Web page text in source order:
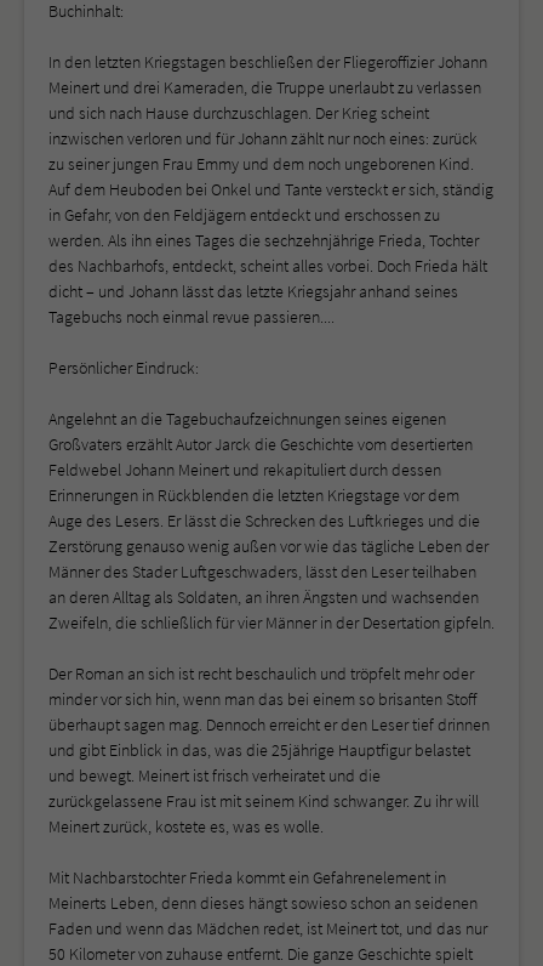
Buchinhalt:
In den letzten Kriegstagen beschließen der Fliegeroffizier Johann
Meinert und drei Kameraden, die Truppe unerlaubt zu verlassen
und sich nach Hause durchzuschlagen. Der Krieg scheint
inzwischen verloren und für Johann zählt nur noch eines: zurück
zu seiner jungen Frau Emmy und dem noch ungeborenen Kind.
Auf dem Heuboden bei Onkel und Tante versteckt er sich, ständig
in Gefahr, von den Feldjägern entdeckt und erschossen zu
werden. Als ihn eines Tages die sechzehnjährige Frieda, Tochter
des Nachbarhofs, entdeckt, scheint alles vorbei. Doch Frieda hält
dicht – und Johann lässt das letzte Kriegsjahr anhand seines
Tagebuchs noch einmal revue passieren....
Persönlicher Eindruck:
Angelehnt an die Tagebuchaufzeichnungen seines eigenen
Großvaters erzählt Autor Jarck die Geschichte vom desertierten
Feldwebel Johann Meinert und rekapituliert durch dessen
Erinnerungen in Rückblenden die letzten Kriegstage vor dem
Auge des Lesers. Er lässt die Schrecken des Luftkrieges und die
Zerstörung genauso wenig außen vor wie das tägliche Leben der
Männer des Stader Luftgeschwaders, lässt den Leser teilhaben
an deren Alltag als Soldaten, an ihren Ängsten und wachsenden
Zweifeln, die schließlich für vier Männer in der Desertation gipfeln.
Der Roman an sich ist recht beschaulich und tröpfelt mehr oder
minder vor sich hin, wenn man das bei einem so brisanten Stoff
überhaupt sagen mag. Dennoch erreicht er den Leser tief drinnen
und gibt Einblick in das, was die 25jährige Hauptfigur belastet
und bewegt. Meinert ist frisch verheiratet und die
zurückgelassene Frau ist mit seinem Kind schwanger. Zu ihr will
Meinert zurück, kostete es, was es wolle.
Mit Nachbarstochter Frieda kommt ein Gefahrenelement in
Meinerts Leben, denn dieses hängt sowieso schon an seidenen
Faden und wenn das Mädchen redet, ist Meinert tot, und das nur
50 Kilometer von zuhause entfernt. Die ganze Geschichte spielt